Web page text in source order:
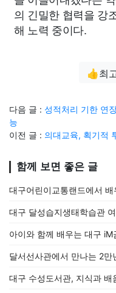
의 긴밀한 협력을 강
해 노력 중이다.
👍최
다음 글 : 성적처리 기한 연
능
이전 글 : 의대교육, 획기적
함께 보면 좋은 글
대구어린이교통랜드에서
대구 달성습지생태학습관
아이와 함께 배우는 대구
달서선사관에서 만나는 2만
대구 수성도서관, 지식과 배